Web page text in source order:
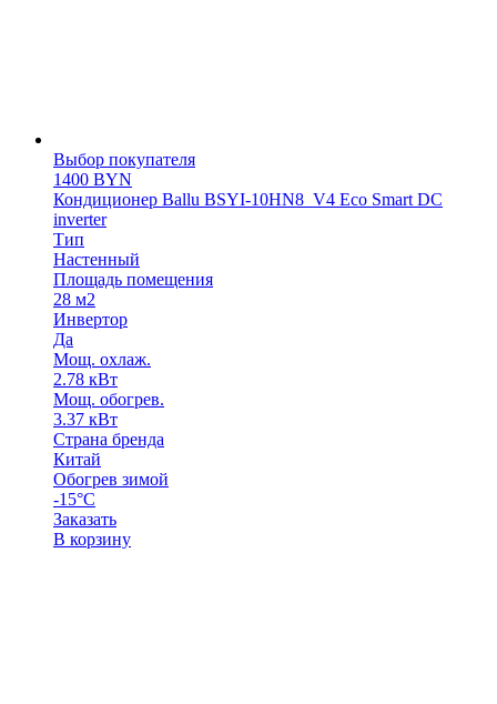
Выбор покупателя
1400 BYN
Кондиционер Ballu BSYI-10HN8_V4 Eco Smart DC
inverter
Тип
Настенный
Площадь помещения
28 м2
Инвертор
Да
Мощ. охлаж.
2.78 кВт
Мощ. обогрев.
3.37 кВт
Страна бренда
Китай
Обогрев зимой
-15°С
Заказать
В корзину